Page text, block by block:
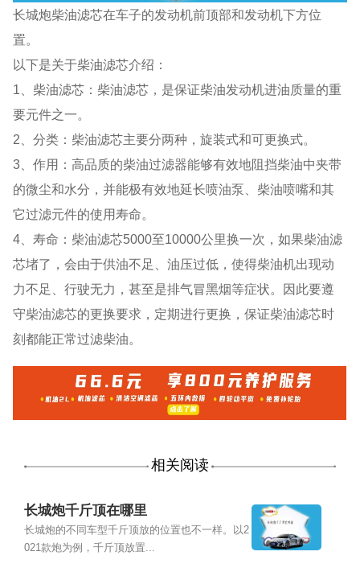
长城炮柴油滤芯在车子的发动机前顶部和发动机下方位
置。
以下是关于柴油滤芯介绍：
1、柴油滤芯：柴油滤芯，是保证柴油发动机进油质量的重
要元件之一。
2、分类：柴油滤芯主要分两种，旋装式和可更换式。
3、作用：高品质的柴油过滤器能够有效地阻挡柴油中夹带
的微尘和水分，并能极有效地延长喷油泵、柴油喷嘴和其
它过滤元件的使用寿命。
4、寿命：柴油滤芯5000至10000公里换一次，如果柴油滤
芯堵了，会由于供油不足、油压过低，使得柴油机出现动
力不足、行驶无力，甚至是排气冒黑烟等症状。因此要遵
守柴油滤芯的更换要求，定期进行更换，保证柴油滤芯时
刻都能正常过滤柴油。
相关阅读
长城炮千斤顶在哪里
长城炮的不同车型千斤顶放的位置也不一样。以2
021款炮为例，千斤顶放置...